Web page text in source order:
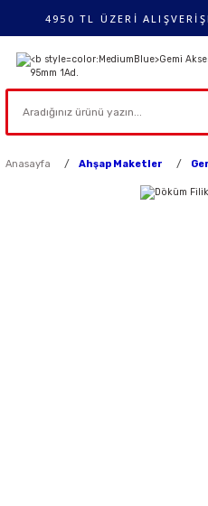
4950 TL ÜZERİ
Anasayfa Ahşap Maketler